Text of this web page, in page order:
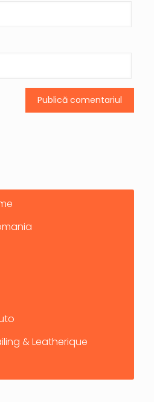
& Leatherique